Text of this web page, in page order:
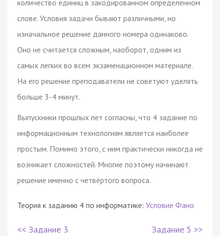
количество единиц в закодированном определенном
слове. Условия задачи бывают различными, но
изначальное решение данного номера одинаково.
Оно не считается сложным, наоборот, одним из
самых легких во всем экзаменационном материале.
На его решение преподаватели не советуют уделять
больше 3-4 минут.
Выпускники прошлых лет согласны, что 4 задание по
информационным технологиям является наиболее
простым. Помимо этого, с ним практически никогда не
возникает сложностей. Многие поэтому начинают
решение именно с четвёртого вопроса.
Теория к заданию 4 по информатике: Условие Фано
<< Задание 3 Задание 5 >>